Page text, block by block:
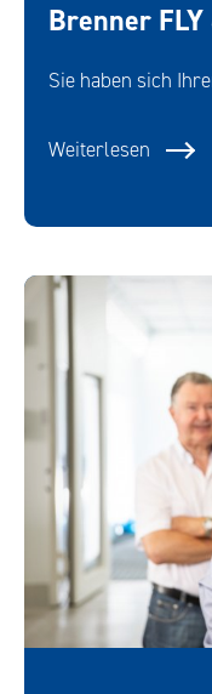
Brenner
Sie haben sich
Weiterlesen